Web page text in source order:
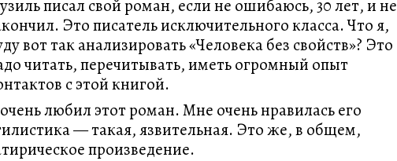
писал свой роман, если не ошибаюсь, 30 лет, и не
Это писатель исключительного класса. Что я,
вот так анализировать «Человека без свойств»? Это
читать, перечитывать, иметь огромный опыт
с этой книгой.
любил этот роман. Мне очень нравилась его
— такая, язвительная. Это же, в общем,
произведение.